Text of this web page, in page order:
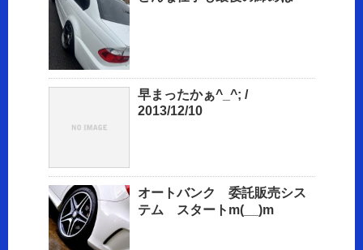
早まったかぁ^_^; /
2013/12/10
オートバンク 委託販売シス
テム スタートm(__)m